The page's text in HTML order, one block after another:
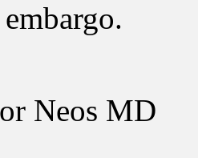
Neos MD